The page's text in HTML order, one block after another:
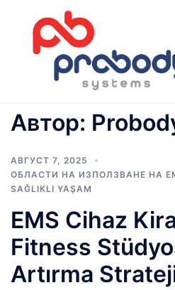
Автор:
АВГУСТ 7, 2025
ОБЛАСТИ НА ИЗПОЛЗВАНЕ НА
SAĞLIKLI YAŞAM
EMS Cihaz
Fitness
Artırma